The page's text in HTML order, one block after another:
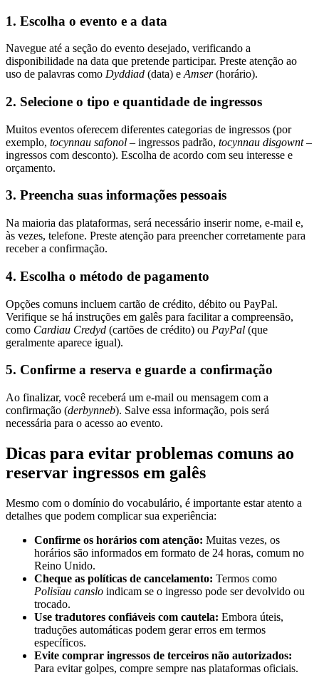
1. Escolha o evento e a data
Navegue até a seção do evento desejado, verificando a
disponibilidade na data que pretende participar. Preste atenção ao
uso de palavras como Dyddiad (data) e Amser(horário).
2. Selecione o tipo e quantidade de ingressos
Muitos eventos oferecem diferentes categorias de ingressos (por
exemplo, tocynnau safonol – ingressos padrão, tocynnau disgownt–
ingressos com desconto). Escolha de acordo com seu interesse e
orçamento.
3. Preencha suas informações pessoais
Na maioria das plataformas, será necessário inserir nome, e-mail e,
às vezes, telefone. Preste atenção para preencher corretamente para
receber a confirmação.
4. Escolha o método de pagamento
Opções comuns incluem cartão de crédito, débito ou PayPal.
Verifique se há instruções em galês para facilitar a compreensão,
como Cardiau Credyd (cartões de crédito) ou PayPal (que
geralmente aparece igual).
5. Confirme a reserva e guarde a confirmação
Ao finalizar, você receberá um e-mail ou mensagem com a
confirmação (derbynneb). Salve essa informação, pois será
necessária para o acesso ao evento.
Dicas para evitar problemas comuns ao
reservar ingressos em galês
Mesmo com o domínio do vocabulário, é importante estar atento a
detalhes que podem complicar sua experiência:
Confirme os horários com atenção: Muitas vezes, os
horários são informados em formato de 24 horas, comum no
Reino Unido.
Cheque as políticas de cancelamento: Termos como
Polisïau canslo indicam se o ingresso pode ser devolvido ou
trocado.
Use tradutores confiáveis com cautela: Embora úteis,
traduções automáticas podem gerar erros em termos
específicos.
Evite comprar ingressos de terceiros não autorizados:
Para evitar golpes, compre sempre nas plataformas oficiais.